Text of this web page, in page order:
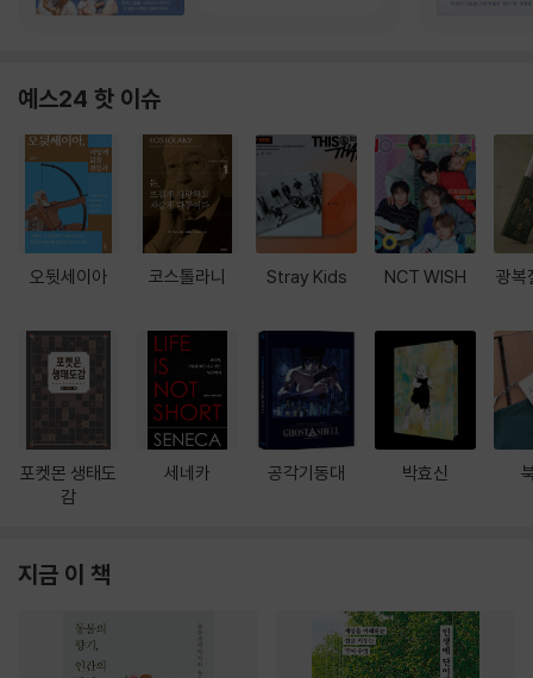
예스24 핫 이슈
오뒷세이아
포켓몬 생태도
감
코스톨라니
세네카
Stray Kids
공각기동대
NCT WISH
박효신
광복
지금 이 책